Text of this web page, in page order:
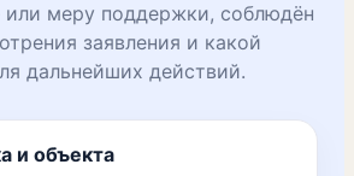
или меру поддержки, соблюдён
заявления и какой
дальнейших действий.
и объекта